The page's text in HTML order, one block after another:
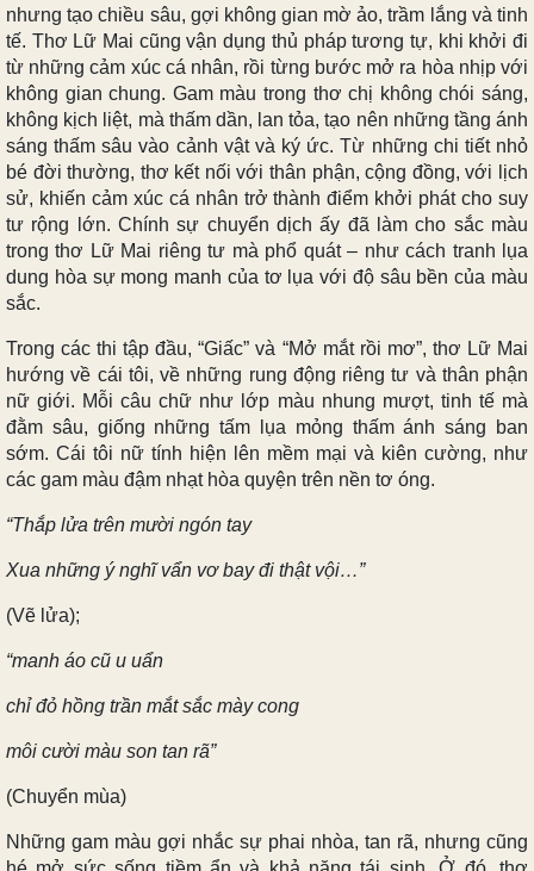
nhưng tạo chiều sâu, gợi không gian mờ ảo, trầm lắng và tinh
tế. Thơ Lữ Mai cũng vận dụng thủ pháp tương tự, khi khởi đi
từ những cảm xúc cá nhân, rồi từng bước mở ra hòa nhịp với
không gian chung. Gam màu trong thơ chị không chói sáng,
không kịch liệt, mà thấm dần, lan tỏa, tạo nên những tầng ánh
sáng thấm sâu vào cảnh vật và ký ức. Từ những chi tiết nhỏ
bé đời thường, thơ kết nối với thân phận, cộng đồng, với lịch
sử, khiến cảm xúc cá nhân trở thành điểm khởi phát cho suy
tư rộng lớn. Chính sự chuyển dịch ấy đã làm cho sắc màu
trong thơ Lữ Mai riêng tư mà phổ quát – như cách tranh lụa
dung hòa sự mong manh của tơ lụa với độ sâu bền của màu
sắc.
Trong các thi tập đầu, “Giấc” và “Mở mắt rồi mơ”, thơ Lữ Mai
hướng về cái tôi, về những rung động riêng tư và thân phận
nữ giới. Mỗi câu chữ như lớp màu nhung mượt, tinh tế mà
đằm sâu, giống những tấm lụa mỏng thấm ánh sáng ban
sớm. Cái tôi nữ tính hiện lên mềm mại và kiên cường, như
các gam màu đậm nhạt hòa quyện trên nền tơ óng.
“Thắp lửa trên mười ngón tay
Xua những ý nghĩ vẩn vơ bay đi thật vội…”
(Vẽ lửa);
“manh áo cũ u uẩn
chỉ đỏ hồng trần mắt sắc mày cong
môi cười màu son tan rã”
(Chuyển mùa)
Những gam màu gợi nhắc sự phai nhòa, tan rã, nhưng cũng